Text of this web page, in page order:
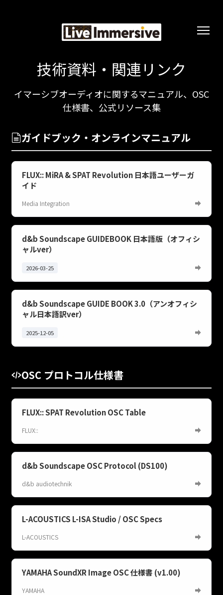
技術資料・関連リンク
イマーシブオーディオに関するマニュアル、OSC
仕様書、公式リソース集
ガイドブック・オンラインマニュアル
FLUX:: MiRA & SPAT Revolution 日本語ユーザーガ
イド
Media Integration
d&b Soundscape GUIDEBOOK 日本語版（オフィシ
ャルver）
2026-03-25
d&b Soundscape GUIDE BOOK 3.0（アンオフィシ
ャル日本語訳ver）
2025-12-05
OSC プロトコル仕様書
FLUX:: SPAT Revolution OSC Table
FLUX::
d&b Soundscape OSC Protocol (DS100)
d&b audiotechnik
L-ACOUSTICS L-ISA Studio / OSC Specs
L-ACOUSTICS
YAMAHA SoundXR Image OSC 仕様書 (v1.00)
YAMAHA